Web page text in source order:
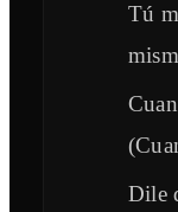
Tú
Dile